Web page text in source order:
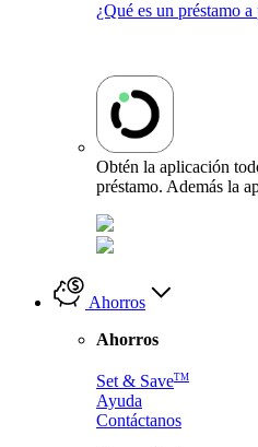
¿Qué es un préstamo a
Obtén la aplicación
préstamo. Además la
Ahorros
Ahorros
Set & SaveTM
Ayuda
Contáctanos